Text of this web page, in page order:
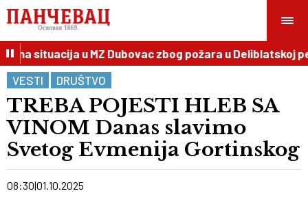
situacija u MZ Dubovac zbog požara u Deliblatskoj
VESTI
DRUŠTVO
TREBA POJESTI HLEB SA
VINOM Danas slavimo
Svetog Evmenija Gortinskog
08:30 01.10.2025